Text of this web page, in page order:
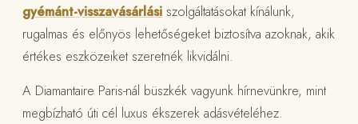
gyémánt-visszavásárlási szolgáltatásokat kínálunk,
rugalmas és előnyös lehetőségeket biztosítva azoknak, akik
értékes eszközeiket szeretnék likvidálni.
A Diamantaire Paris-nál büszkék vagyunk hírnevünkre, mint
megbízható úti cél luxus ékszerek adásvételéhez.